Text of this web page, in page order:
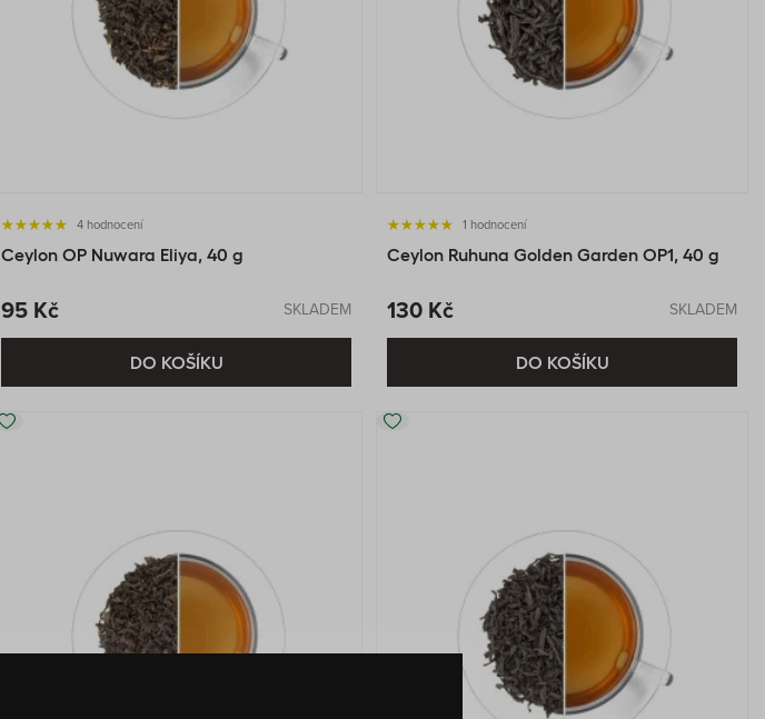
4 hodnocení
Ceylon OP Nuwara Eliya, 40 g
95 Kč SKLADEM
DO KOŠÍKU
1 hodnocení
Ceylon Ruhuna Golden Garden OP1, 40 g
130 Kč SKLADEM
DO KOŠÍKU